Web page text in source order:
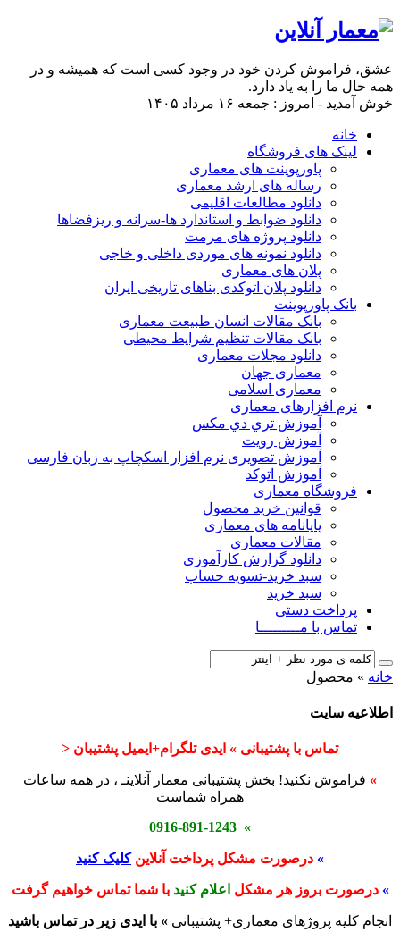
عشق، فراموش كردن خود در وجود كسی است كه همیشه و در
همه حال ما را به یاد دارد.
خوش آمدید - امروز : جمعه ۱۶ مرداد ۱۴۰۵
خانه
لینک های فروشگاه
پاورپوینت های معماری
رساله های ارشد معماری
دانلود مطالعات اقلیمی
دانلود ضوابط و استاندارد ها-سرانه و ریزفضاها
دانلود پروژه های مرمت
دانلود نمونه های موردی داخلی و خاجی
پلان های معماری
دانلود پلان اتوکدی بناهای تاریخی ایران
بانک پاورپوینت
بانک مقالات انسان طبیعت معماری
بانک مقالات تنظیم شرایط محیطی
دانلود مجلات معماری
معماری جهان
معماری اسلامی
نرم افزارهای معماری
آﻣﻮزش ﺗﺮي دي ﻣﮑﺲ
آموزش رویت
آموزش تصویری نرم افزار اسکچاپ به زبان فارسی
آموزش اتوکد
فروشگاه معماری
قوانین خرید محصول
پایانامه های معماری
مقالات معماری
دانلود گزارش کارآموزی
سبد خرید-تسویه حساب
سبد خرید
پرداخت دستی
تماس با مـــــــــا
خانه » محصول
اطلاعیه سایت
تماس با پشتیبانی » ایدی تلگرام+ایمیل پشتیبان <
» فراموش نکنید! بخش پشتیبانی معمار آنلاینـ ، در همه ساعات
همراه شماست
» 0916-891-1243
» درصورت مشکل پرداخت آنلاینکلیک کنید
» درصورت بروز هر مشکل اعلام کنید با شما تماس خواهیم گرفت
انجام کلیه پروژهای معماری+ پشتیبانی » با ایدی زیر در تماس باشید